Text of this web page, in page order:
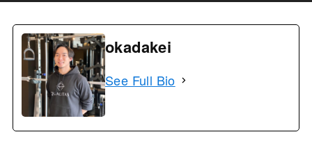
okadakei
See Full Bio